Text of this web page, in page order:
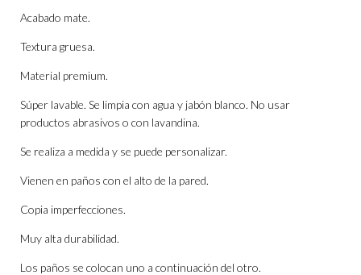
Acabado mate.
Textura gruesa.
Material premium.
Súper lavable. Se limpia con agua y jabón blanco. No usar
productos abrasivos o con lavandina.
Se realiza a medida y se puede personalizar.
Vienen en paños con el alto de la pared.
Copia imperfecciones.
Muy alta durabilidad.
Los paños se colocan uno a continuación del otro.